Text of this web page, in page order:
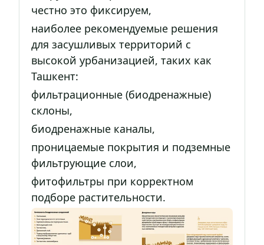
честно это фиксируем,
наиболее рекомендуемые решения
для засушливых территорий с
высокой урбанизацией, таких как
Ташкент:
фильтрационные (биодренажные)
склоны,
биодренажные каналы,
проницаемые покрытия и подземные
фильтрующие слои,
фитофильтры при корректном
подборе растительности.